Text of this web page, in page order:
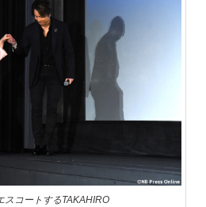
スコートするTAKAHIRO